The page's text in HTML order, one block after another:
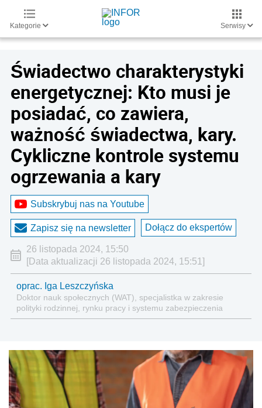
Kategorie Serwisy
Świadectwo charakterystyki
energetycznej: Kto musi je
posiadać, co zawiera,
ważność świadectwa, kary.
Cykliczne kontrole systemu
ogrzewania a kary
Subskrybuj nas na Youtube
Zapisz się na newsletter Dołącz do ekspertów
26 listopada 2024, 15:50
[Data aktualizacji 26 listopada 2024, 15:51]
oprac. Iga Leszczyńska
Doktor nauk społecznych (WAT), specjalistka w zakresie
polityki rodzinnej, rynku pracy i systemu zabezpieczenia
społecznego.